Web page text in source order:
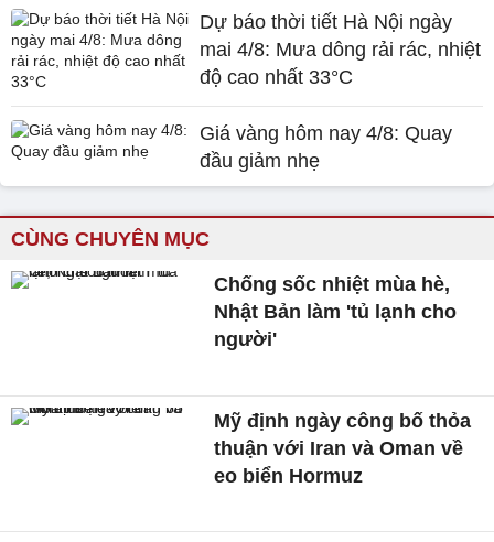
Dự báo thời tiết Hà Nội ngày
mai 4/8: Mưa dông rải rác, nhiệt
độ cao nhất 33°C
Giá vàng hôm nay 4/8: Quay
đầu giảm nhẹ
CÙNG CHUYÊN MỤC
Chống sốc nhiệt mùa hè,
Nhật Bản làm 'tủ lạnh cho
người'
Mỹ định ngày công bố thỏa
thuận với Iran và Oman về
eo biển Hormuz